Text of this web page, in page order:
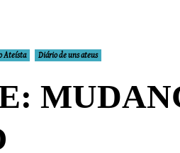
Ateísta Diário de uns ateus